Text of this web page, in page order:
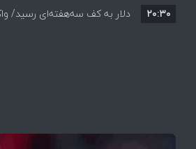
دلار به کف سه‌هفته‌ای رسید/
۲۰:۳۰